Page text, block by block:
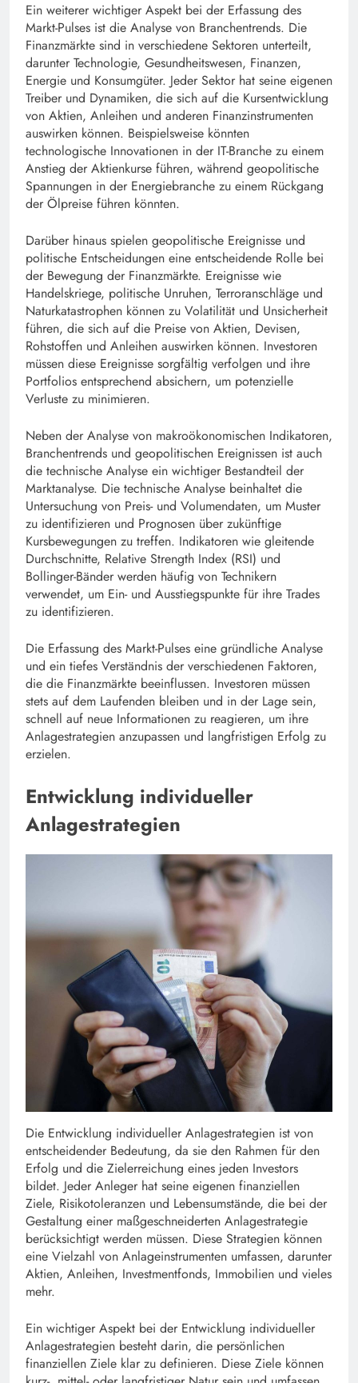
Ein weiterer wichtiger Aspekt bei der Erfassung des
Markt-Pulses ist die Analyse von Branchentrends. Die
Finanzmärkte sind in verschiedene Sektoren unterteilt,
darunter Technologie, Gesundheitswesen, Finanzen,
Energie und Konsumgüter. Jeder Sektor hat seine eigenen
Treiber und Dynamiken, die sich auf die Kursentwicklung
von Aktien, Anleihen und anderen Finanzinstrumenten
auswirken können. Beispielsweise könnten
technologische Innovationen in der IT-Branche zu einem
Anstieg der Aktienkurse führen, während geopolitische
Spannungen in der Energiebranche zu einem Rückgang
der Ölpreise führen könnten.
Darüber hinaus spielen geopolitische Ereignisse und
politische Entscheidungen eine entscheidende Rolle bei
der Bewegung der Finanzmärkte. Ereignisse wie
Handelskriege, politische Unruhen, Terroranschläge und
Naturkatastrophen können zu Volatilität und Unsicherheit
führen, die sich auf die Preise von Aktien, Devisen,
Rohstoffen und Anleihen auswirken können. Investoren
müssen diese Ereignisse sorgfältig verfolgen und ihre
Portfolios entsprechend absichern, um potenzielle
Verluste zu minimieren.
Neben der Analyse von makroökonomischen Indikatoren,
Branchentrends und geopolitischen Ereignissen ist auch
die technische Analyse ein wichtiger Bestandteil der
Marktanalyse. Die technische Analyse beinhaltet die
Untersuchung von Preis- und Volumendaten, um Muster
zu identifizieren und Prognosen über zukünftige
Kursbewegungen zu treffen. Indikatoren wie gleitende
Durchschnitte, Relative Strength Index (RSI) und
Bollinger-Bänder werden häufig von Technikern
verwendet, um Ein- und Ausstiegspunkte für ihre Trades
zu identifizieren.
Die Erfassung des Markt-Pulses eine gründliche Analyse
und ein tiefes Verständnis der verschiedenen Faktoren,
die die Finanzmärkte beeinflussen. Investoren müssen
stets auf dem Laufenden bleiben und in der Lage sein,
schnell auf neue Informationen zu reagieren, um ihre
Anlagestrategien anzupassen und langfristigen Erfolg zu
erzielen.
Entwicklung individueller
Anlagestrategien
Die Entwicklung individueller Anlagestrategien ist von
entscheidender Bedeutung, da sie den Rahmen für den
Erfolg und die Zielerreichung eines jeden Investors
bildet. Jeder Anleger hat seine eigenen finanziellen
Ziele, Risikotoleranzen und Lebensumstände, die bei der
Gestaltung einer maßgeschneiderten Anlagestrategie
berücksichtigt werden müssen. Diese Strategien können
eine Vielzahl von Anlageinstrumenten umfassen, darunter
Aktien, Anleihen, Investmentfonds, Immobilien und vieles
mehr.
Ein wichtiger Aspekt bei der Entwicklung individueller
Anlagestrategien besteht darin, die persönlichen
finanziellen Ziele klar zu definieren. Diese Ziele können